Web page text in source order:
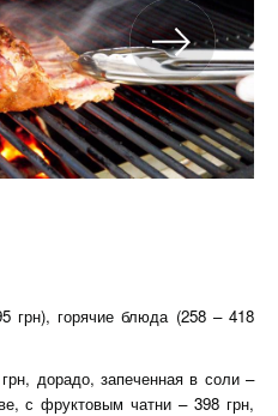
грн), горячие блюда (258 – 418
дорадо, запеченная в соли –
с фруктовым чатни – 398 грн,